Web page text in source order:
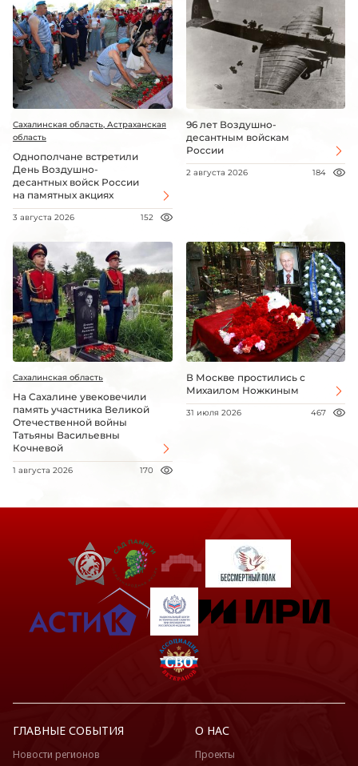
Сахалинская область, Астраханская
область
Однополчане встретили
День Воздушно-
десантных войск России
на памятных акциях
3 августа 2026 152
96 лет Воздушно-
десантным войскам
России
2 августа 2026 184
Сахалинская область
На Сахалине увековечили
память участника Великой
Отечественной войны
Татьяны Васильевны
Кочневой
1 августа 2026 170
В Москве простились с
Михаилом Ножкиным
31 июля 2026 467
ГЛАВНЫЕ СОБЫТИЯ
Новости регионов
О НАС
Проекты